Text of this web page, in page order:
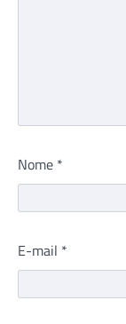
Nome *
E-mail *